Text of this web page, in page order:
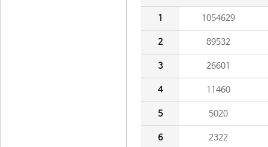
1 1054629
2 89532
3 26601
4 11460
5 5020
6 2322